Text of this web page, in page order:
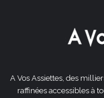
A Vos Assiettes, des
raffinées accessibles à